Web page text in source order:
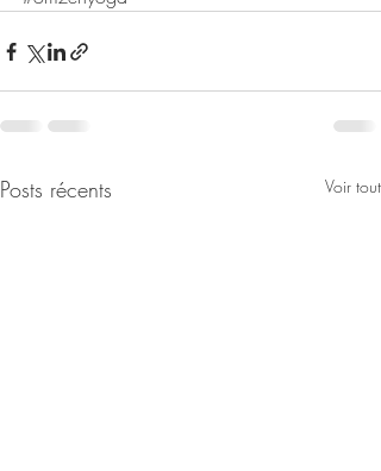
Posts récents Voir tout